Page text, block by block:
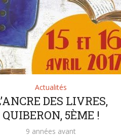
Actualités
DES LIVRES,
QUIBERON, 5ÈME !
9 années avant